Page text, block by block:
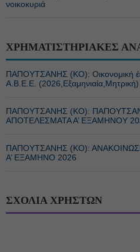
νοικοκυριά
ΧΡΗΜΑΤΙΣΤΗΡΙΑΚΕΣ
ΠΑΠΟΥΤΣΑΝΗΣ (ΚΟ): Οικονομική
Α.Β.Ε.Ε. (2026,Εξαμηνιαία,Μητρική)
ΠΑΠΟΥΤΣΑΝΗΣ (ΚΟ):
ΑΠΟΤΕΛΕΣΜΑΤΑ Α’ ΕΞΑΜΗΝΟΥ
ΠΑΠΟΥΤΣΑΝΗΣ (ΚΟ):
A’ ΕΞΑΜΗΝΟ 2026
ΣΧΟΛΙΑ ΧΡΗΣΤΩΝ